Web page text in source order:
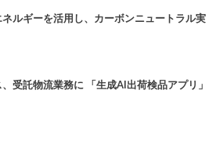
ルギーを活用し、カーボンニュートラル実
受託物流業務に 「生成AI出荷検品アプリ」